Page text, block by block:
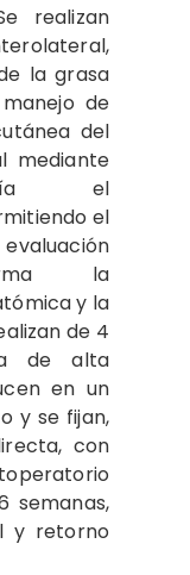
realizan
la grasa
de
del
mediante
el
el
la
y la
de 4
de alta
en un
y se fijan,
con
semanas,
y retorno